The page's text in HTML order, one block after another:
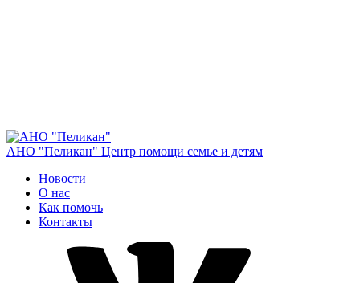
АНО "Пеликан" Центр помощи семье и детям
Новости
О нас
Как помочь
Контакты